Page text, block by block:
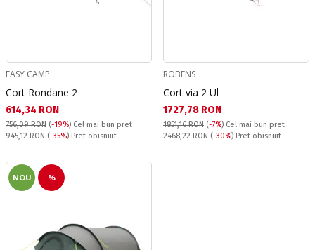
EASY CAMP
Cort Rondane 2
Текуща цена:
614,34 RON
756,09 RON (-19%) Cel mai bun pret
Pret obisnuit:
945,12 RON (-35%) Pret obisnuit
ROBENS
Cort via 2 Ul
Текуща цена:
1727,78 RON
1851,16 RON (-7%) Cel mai bun pret
Pret obisnuit:
2468,22 RON (-30%) Pret obisnuit
NOU %